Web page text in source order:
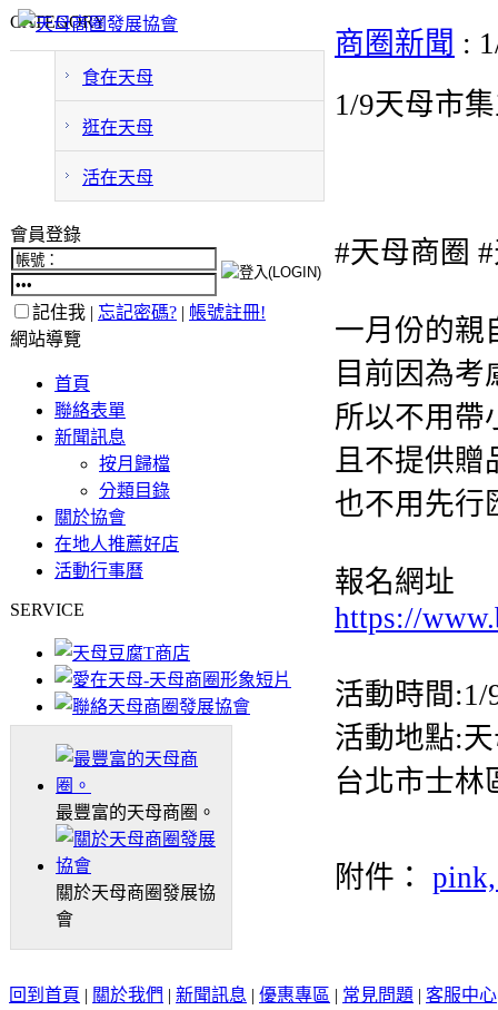
CATEGORY
食在天母
逛在天母
活在天母
會員登錄
記住我 | 忘記密碼? | 帳號註冊!
網站導覽
首頁
聯絡表單
新聞訊息
按月歸檔
分類目錄
關於協會
在地人推薦好店
活動行事曆
SERVICE
最豐富的天母商圈。
關於天母商圈發展協
會
商圈新聞 :
1/9天母市
#天母商圈
一月份的親
目前因為
所以不用帶
且不提供贈
也不用先行
報名網址
https://
活動時間:1/
活動地點:
台北市士林
附件： pink,
回到首頁 | 關於我們 | 新聞訊息 | 優惠專區 | 常見問題 | 客服中心